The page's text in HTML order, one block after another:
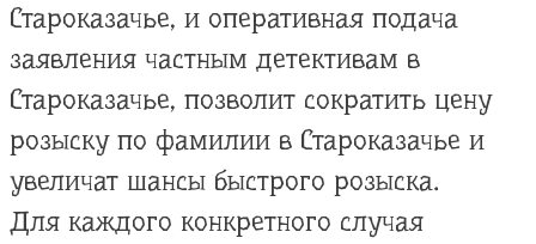
Староказачье, и оперативная подача
заявления частным детективам в
Староказачье, позволит сократить цену
розыску по фамилии в Староказачье и
увеличат шансы быстрого розыска.
Для каждого конкретного случая